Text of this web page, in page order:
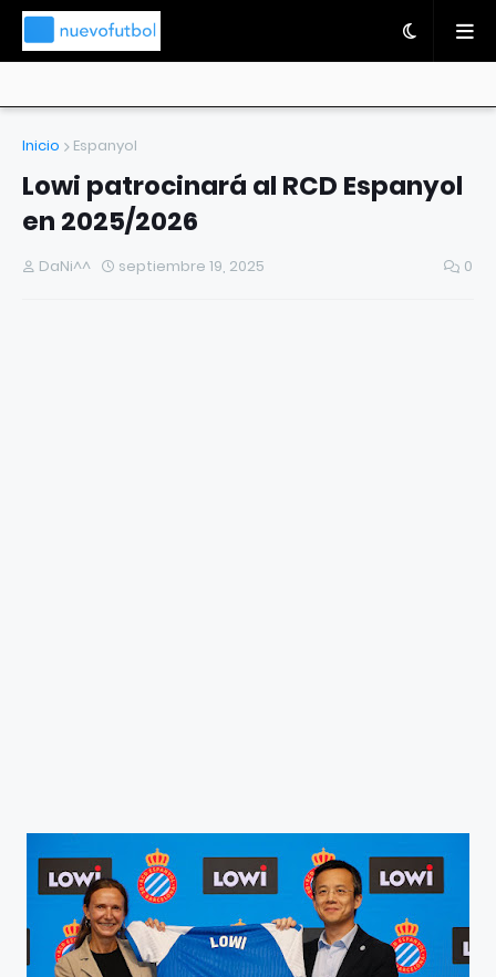
Inicio Espanyol
Lowi patrocinará al RCD Espanyol
en 2025/2026
DaNi^^ septiembre 19, 2025 0